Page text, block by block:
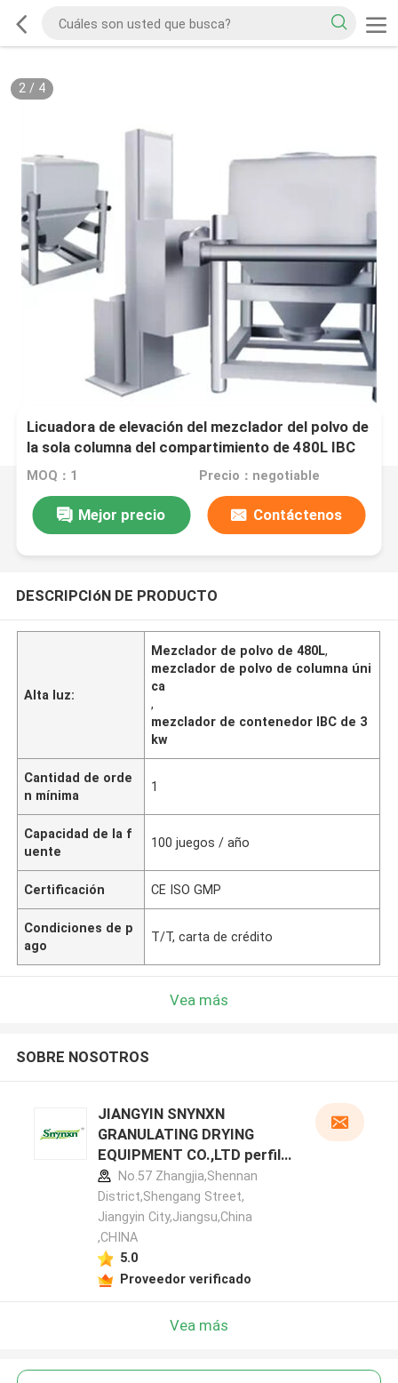
2/ 4
Licuadora de elevación del mezclador del polvo de
la sola columna del compartimiento de 480L IBC
para la comida farmacéutica industrial
MOQ：1 Precio：negotiable
Mejor precio Contáctenos
DESCRIPCIóN DE PRODUCTO
Alta luz:
Mezclador de polvo de 480L,
mezclador de polvo de columna úni
ca
,
mezclador de contenedor IBC de 3
kw
Cantidad de orde
n mínima
1
Capacidad de la f
uente
100 juegos / año
Certificación CE ISO GMP
Condiciones de p
ago
T/T, carta de crédito
Vea más
SOBRE NOSOTROS
JIANGYIN SNYNXN
GRANULATING DRYING
EQUIPMENT CO.,LTD perfil
del fabricante
No.57 Zhangjia,Shennan
District,Shengang Street,
Jiangyin City,Jiangsu,China
,CHINA
5.0
Proveedor verificado
Vea más